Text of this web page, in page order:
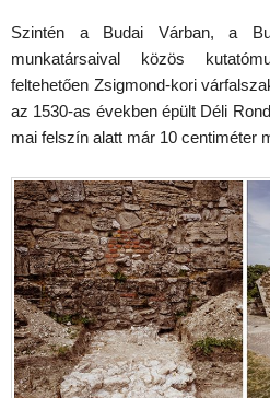
Szintén a Budai Várban, a
munkatársaival közös
feltehetően Zsigmond-kori
az 1530-as években épült Déli
mai felszín alatt már 10 centiméter